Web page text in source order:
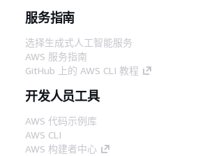
服务指南
选择生成式人工智能服务
AWS 服务指南
GitHub 上的 AWS CLI 教程
开发人员工具
AWS 代码示例库
AWS CLI
AWS 构建者中心